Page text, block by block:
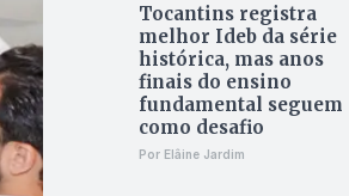
Tocantins registra
melhor Ideb da série
histórica, mas anos
finais do ensino
fundamental seguem
como desafio
Por Elâine Jardim